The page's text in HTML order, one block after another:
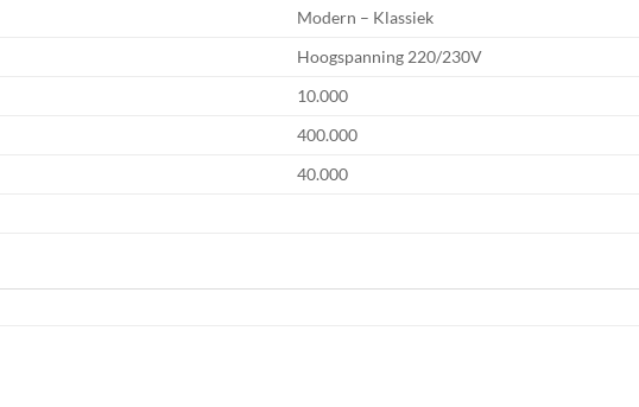
Modern – Klassiek
Hoogspanning 220/230V
10.000
400.000
40.000